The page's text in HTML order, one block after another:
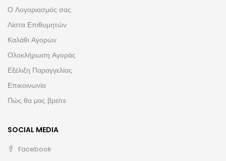
Ο Λογαριασμός σας
Λίστα Επιθυμητών
Καλάθι Αγορών
Ολοκλήρωση Αγοράς
Εξέλιξη Παραγγελίας
Επικοινωνία
Πώς θα μας βρείτε
SOCIAL MEDIA
Facebook